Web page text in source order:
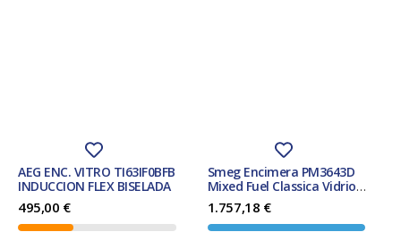
AEG ENC. VITRO TI63IF0BFB
INDUCCION FLEX BISELADA
495,00 €
Smeg Encimera PM3643D
Mixed Fuel Classica Vidrio
Negro 65 cm 4 Zonas
1.757,18 €